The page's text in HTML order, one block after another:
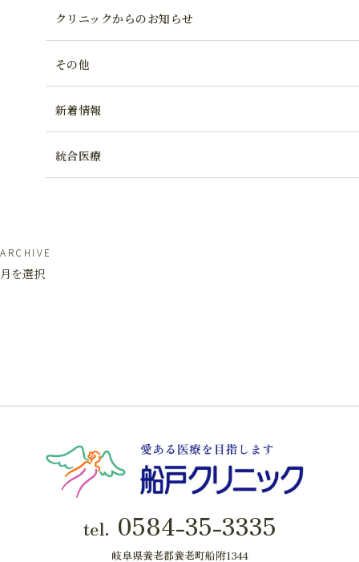
クリニックからのお知らせ
その他
新着情報
統合医療
ARCHIVE
月を選択
tel. 0584-35-3335
岐阜県養老郡養老町船附1344